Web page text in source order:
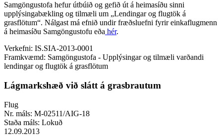
Samgöngustofa hefur útbúið og gefið út á heimasíðu sinni
upplýsingabækling og tilmæli um „Lendingar og flugtök á
grasflötum“. Nálgast má efnið undir fræðsluefni fyrir einkaflugmenn
á heimasíðu Samgöngustofu eða hér.
Verkefni: IS.SIA-2013-0001
Framkvæmd: Samgöngustofa - Upplýsingar og tilmæli varðandi
lendingar og flugtök á grasflötum
Lágmarkshæð við slátt á grasbrautum
Flug
Nr. máls: M-02511/AIG-18
Staða máls: Lokuð
12.09.2013